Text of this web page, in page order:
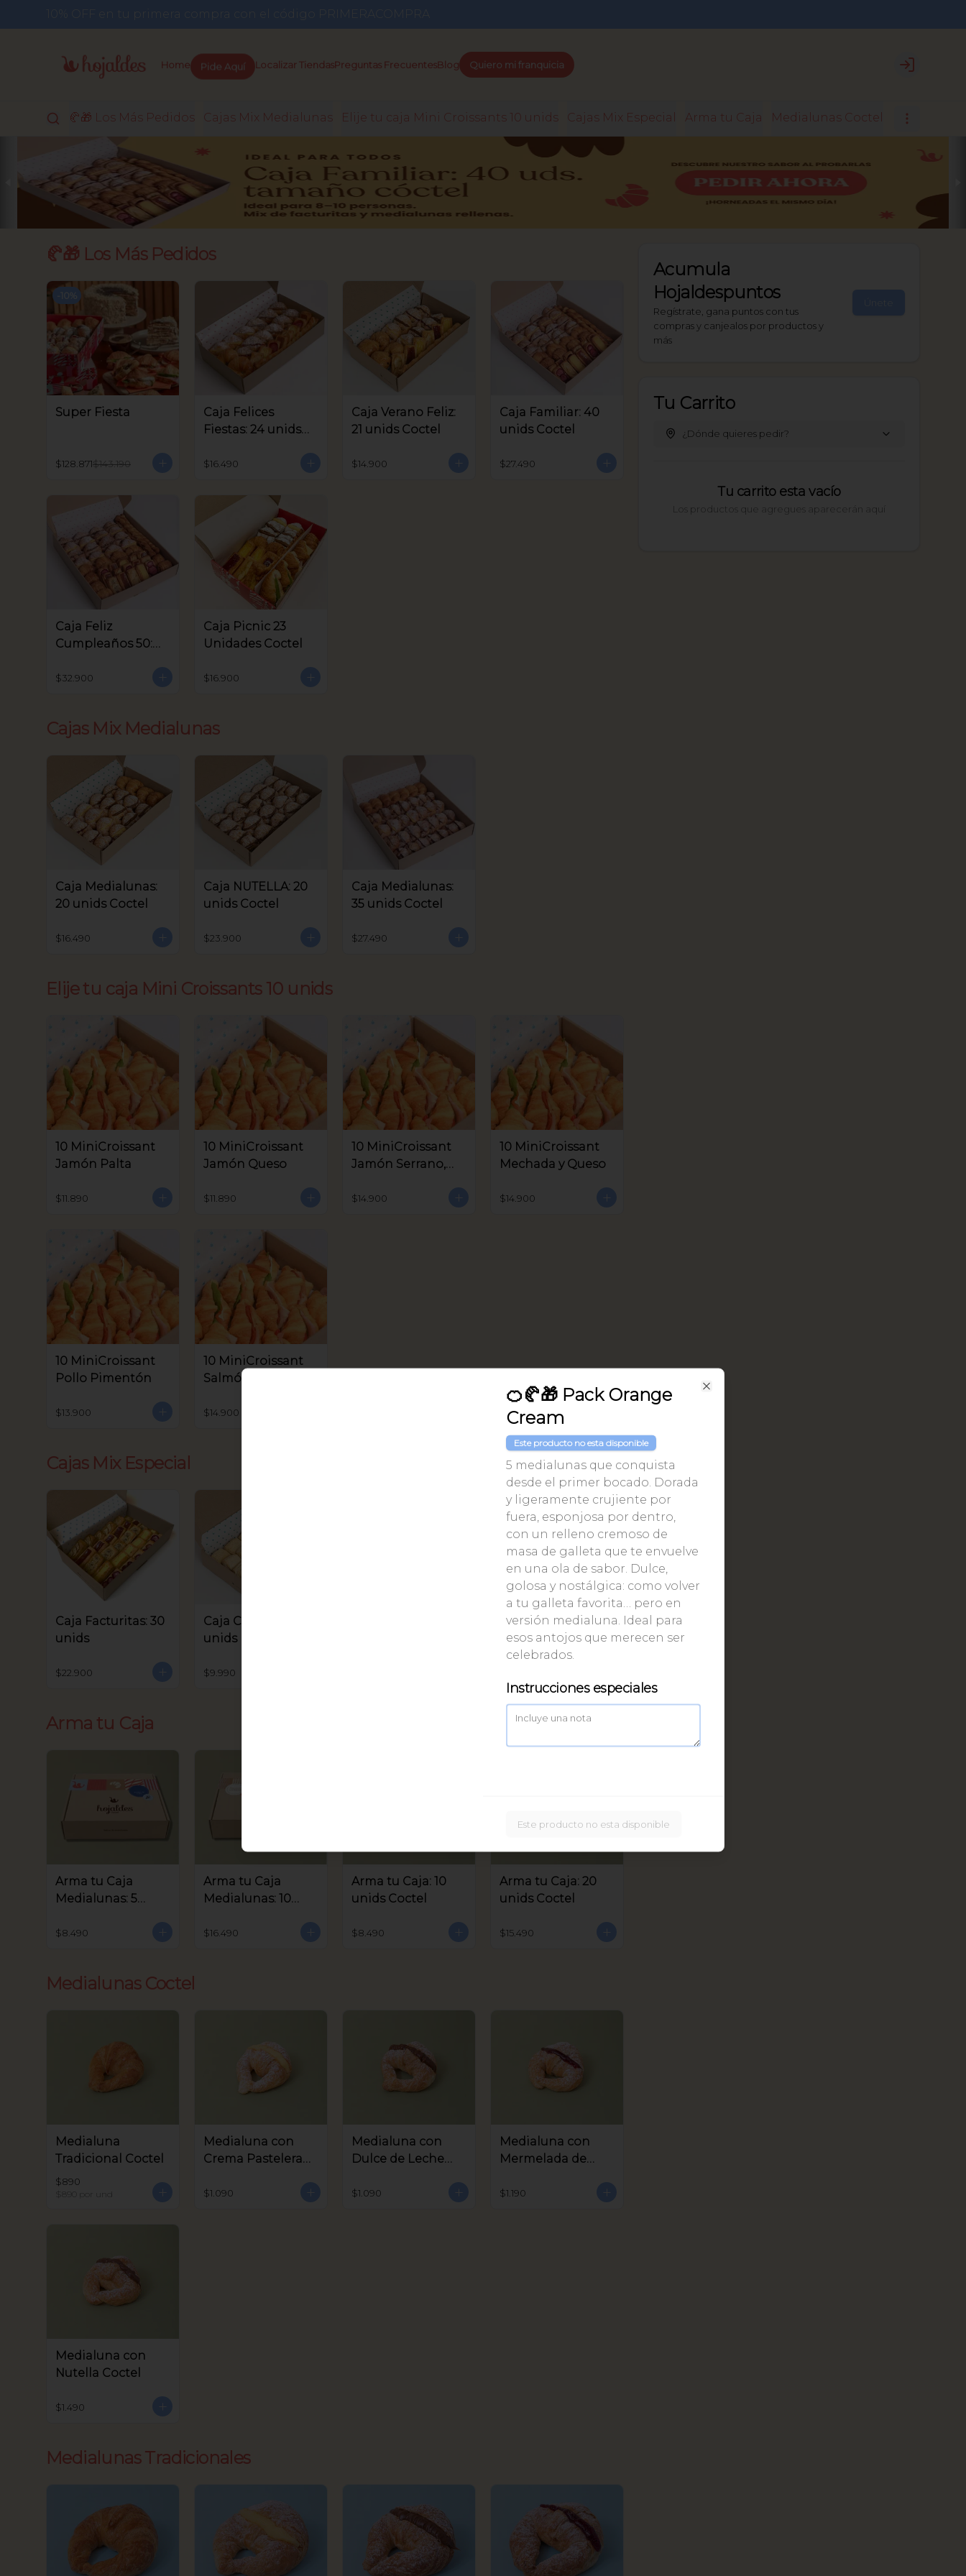
10% OFF en tu primera compra con el código PRIMERACOMPRA
Home
Pide Aquí
Localizar TiendasPreguntas FrecuentesBlog Quiero mi franquicia
Login
🥐🎁 Los Más Pedidos Cajas Mix Medialunas Elije tu caja Mini Croissants 10 unids Cajas Mix Especial Arma tu Caja Medialunas Coctel
🥐🎁 Los Más Pedidos
10 %
Super Fiesta
$128.871$143.190
Caja Felices
Fiestas: 24 unids
$16.490
Caja Verano Feliz:
21 unids Coctel
$14.900
Caja Familiar: 40
unids Coctel
$27.490
Caja Feliz
Cumpleaños 50:
$32.900
Caja Picnic 23
Unidades Coctel
$16.900
Cajas Mix Medialunas
Caja Medialunas:
20 unids Coctel
$16.490
Caja NUTELLA: 20
unids Coctel
$23.900
Caja Medialunas:
35 unids Coctel
$27.490
Elije tu caja Mini Croissants 10 unids
10 MiniCroissant
Jamón Palta
$11.890
10 MiniCroissant
Jamón Queso
$11.890
10 MiniCroissant
Jamón Serrano,
Aceitunas V.
$14.900
10 MiniCroissant
Mechada y Queso
$14.900
10 MiniCroissant
Pollo Pimentón
$13.900
10 MiniCroissant
Salmón, Queso
$14.900
Cajas Mix Especial
Caja Facturitas: 30
unids
$22.900
Caja Criollitos: 20
unids
$9.990
Arma tu Caja
Arma tu Caja
Medialunas: 5
$8.490
Arma tu Caja
Medialunas: 10
$16.490
Arma tu Caja: 10
unids Coctel
$8.490
Arma tu Caja: 20
unids Coctel
$15.490
Medialunas Coctel
Medialuna
Tradicional Coctel
$890
$890 por und
Medialuna con
Crema Pastelera
$1.090
Medialuna con
Dulce de Leche
$1.090
Medialuna con
Mermelada de
$1.190
Medialuna con
Nutella Coctel
$1.490
Medialunas Tradicionales
Acumula
Hojaldespuntos
Regístrate, gana puntos con tus
compras y canjealos por productos y
más
Únete
Tu Carrito
¿Dónde quieres pedir?
Tu carrito esta vacío
Los productos que agregues aparecerán aquí
🍊🥐🎁 Pack Orange
Cream
Este producto no esta disponible
5 medialunas que conquista
desde el primer bocado. Dorada
y ligeramente crujiente por
fuera, esponjosa por dentro,
con un relleno cremoso de
masa de galleta que te envuelve
en una ola de sabor. Dulce,
golosa y nostálgica: como volver
a tu galleta favorita… pero en
versión medialuna. Ideal para
esos antojos que merecen ser
celebrados.
Instrucciones especiales
Este producto no esta disponible